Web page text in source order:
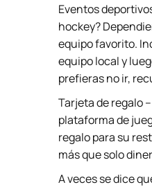
Eventos
hockey?
equipo favorito.
equipo local y
prefieras no ir,
Tarjeta de regalo
plataforma de
regalo para su
más que solo
A veces se dice